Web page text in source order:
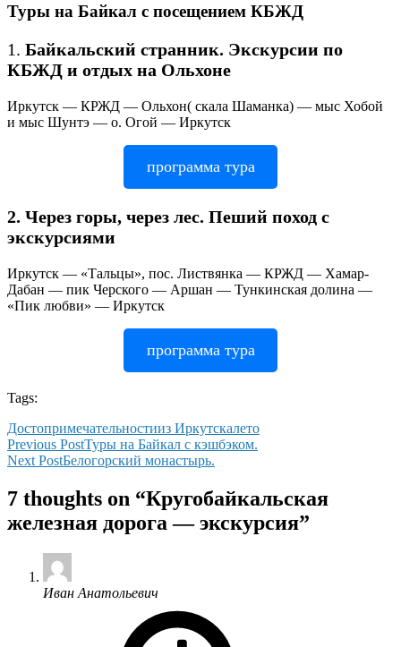
Туры на Байкал с посещением КБЖД
1. Байкальский странник. Экскурсии по
КБЖД и отдых на Ольхоне
Иркутск — КРЖД — Ольхон( скала Шаманка) — мыс Хобой
и мыс Шунтэ — о. Огой — Иркутск
программа тура
2. Через горы, через лес. Пеший поход с
экскурсиями
Иркутск — «Тальцы», пос. Листвянка — КРЖД — Хамар-
Дабан — пик Черского — Аршан — Тункинская долина —
«Пик любви» — Иркутск
программа тура
Tags:
Tags
Достопримечательностииз Иркутскалето
Навигация
по
записям
Previous PostТуры на Байкал с кэшбэком.
Next PostБелогорский монастырь.
7 thoughts on “Кругобайкальская
железная дорога — экскурсия”
Иван Анатольевич